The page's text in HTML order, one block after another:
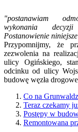
"postanawiam
wykonania decyzji
Postanowienie
Przypomnijmy, że
zezwolenia na
ulicy Ogińskiego,
odcinku od ulicy
budowę węzła
Co na
Teraz czekamy
Postępy w
Remontowana